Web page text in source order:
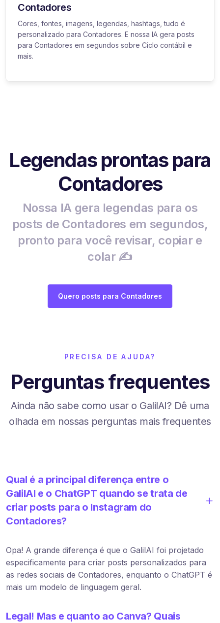
Contadores
Cores, fontes, imagens, legendas, hashtags, tudo é
personalizado para Contadores. E nossa IA gera posts
para Contadores em segundos sobre Ciclo contábil e
mais.
Legendas prontas para
Contadores
Nossa IA gera legendas para os
posts de Contadores em segundos,
pronto para você revisar, copiar e
colar ✍️
Quero posts para Contadores
PRECISA DE AJUDA?
Perguntas frequentes
Ainda não sabe como usar o GalilAI? Dê uma
olhada em nossas perguntas mais frequentes
Qual é a principal diferença entre o
GalilAI e o ChatGPT quando se trata de
criar posts para o Instagram do
Contadores?
Opa! A grande diferença é que o GalilAI foi projetado
especificamente para criar posts personalizados para
as redes sociais de Contadores, enquanto o ChatGPT é
mais um modelo de linguagem geral.
Legal! Mas e quanto ao Canva? Quais